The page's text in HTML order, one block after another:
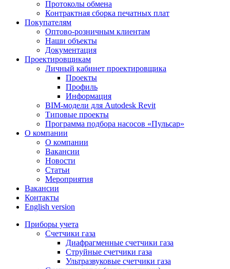
Протоколы обмена
Контрактная сборка печатных плат
Покупателям
Оптово-розничным клиентам
Наши объекты
Документация
Проектировщикам
Личный кабинет проектировщика
Проекты
Профиль
Информация
BIM-модели для Autodesk Revit
Типовые проекты
Программа подбора насосов «Пульсар»
О компании
О компании
Вакансии
Новости
Статьи
Мероприятия
Вакансии
Контакты
English version
Приборы учета
Счетчики газа
Диафрагменные счетчики газа
Струйные счетчики газа
Ультразвуковые счетчики газа